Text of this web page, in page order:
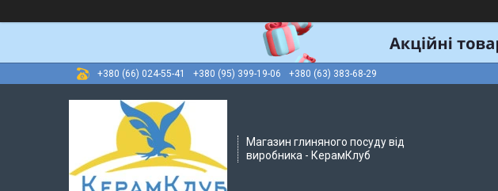
+380 (66) 024-55-41 +380 (95) 399-19-06 +380 (63) 383-68-29
Магазин глиняного посуду від
виробника - КерамКлуб